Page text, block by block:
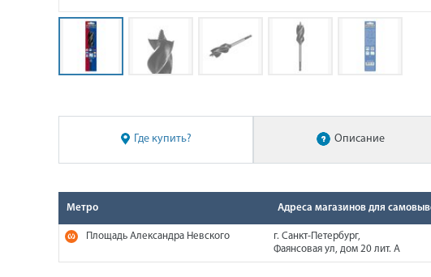
Где купить? Описание
Метро Адреса магазинов для
Площадь Александра Невского
г. Санкт-Петербург,
Фаянсовая ул, дом 20 лит. А